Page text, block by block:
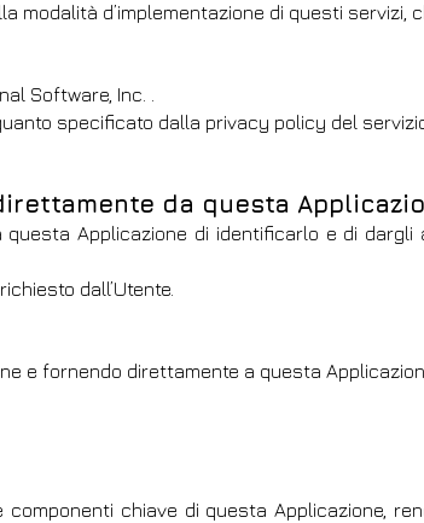
d’implementazione di questi servizi,
Software, Inc. .
specificato dalla privacy policy del
da questa
questa Applicazione di identificarlo e di
dall’Utente.
e fornendo direttamente a questa
chiave di questa Applicazione,